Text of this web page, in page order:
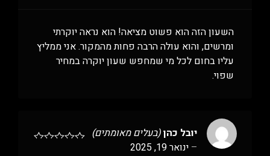
השעון הזה הוא פשוט מציאה! הוא נראה יוקרתי
ומרשים, והוא עולה הרבה פחות מהמקור. אני ממליץ
עליו בחום לכל מי שמחפש שעון יוקרה במחיר
שפוי.
יובל כהן(בעלים מאומתים)
– ינואר 19, 2025